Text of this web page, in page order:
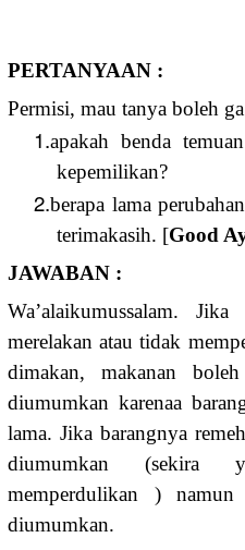
PERTANYAAN :
Permisi, mau tanya boleh
1.apakah benda
kepemilikan?
2.berapa lama
terimakasih. [Good
JAWABAN :
Wa’alaikumussalam.
merelakan atau tidak
dimakan, makanan
diumumkan karenaa
lama. Jika barangnya
diumumkan (sekira
memperdulikan )
diumumkan.